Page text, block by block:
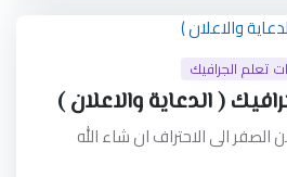
تعلم الجرافيك
( الدعاية والاعلان )
الى الاحتراف ان شاء الله